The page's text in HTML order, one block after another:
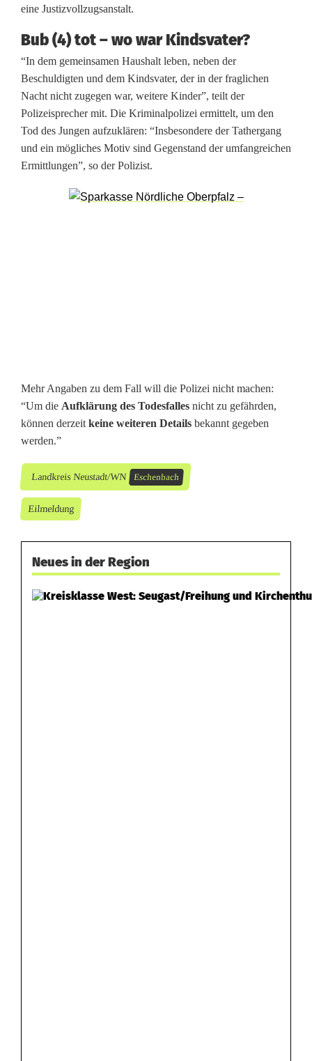
e
r
n
H
a
f
eine Justizvollzugsanstalt.
Bub (4) tot – wo war Kindsvater?
“In dem gemeinsamen Haushalt leben, neben der
Beschuldigten und dem Kindsvater, der in der fraglichen
Nacht nicht zugegen war, weitere Kinder”, teilt der
Polizeisprecher mit. Die Kriminalpolizei ermittelt, um den
Tod des Jungen aufzuklären: “Insbesondere der Tathergang
und ein mögliches Motiv sind Gegenstand der umfangreichen
Ermittlungen”, so der Polizist.
Mehr Angaben zu dem Fall will die Polizei nicht machen:
“Um die Aufklärung des Todesfalles nicht zu gefährden,
können derzeit keine weiteren Details bekannt gegeben
werden.”
Landkreis Neustadt/WN Eschenbach
Eilmeldung
Neues in der Region